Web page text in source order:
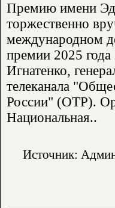
Премию имени
торжественно
международном
премии 2025 года
Игнатенко,
телеканала
России" (ОТР).
Национальная..
Источник: